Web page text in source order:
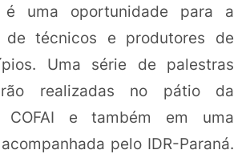
é uma oportunidade para a
de técnicos e produtores de
Uma série de palestras
realizadas no pátio da
COFAI e também em uma
pelo IDR-Paraná.